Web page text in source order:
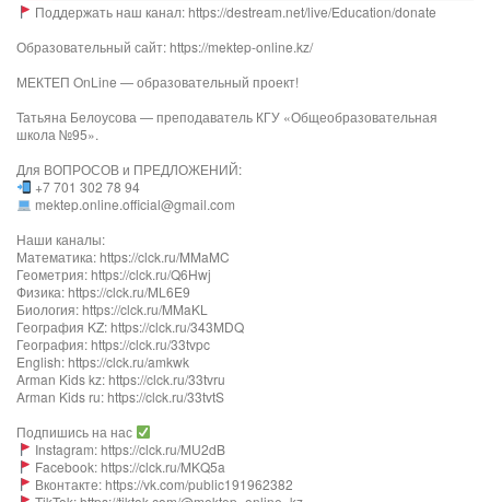
Поддержать наш канал: https://destream.net/live/Education/donate
Образовательный сайт: https://mektep-online.kz/
МЕКТЕП OnLine — образовательный проект!
Татьяна Белоусова — преподаватель КГУ «Общеобразовательная
школа №95».
Для ВОПРОСОВ и ПРЕДЛОЖЕНИЙ:
+7 701 302 78 94
mektep.online.official@gmail.com
Наши каналы:
Математика: https://clck.ru/MMaMC
Геометрия: https://clck.ru/Q6Hwj
Физика: https://clck.ru/ML6E9
Биология: https://clck.ru/MMaKL​​​​​​
География KZ: https://clck.ru/343MDQ
География: https://clck.ru/33tvpc
English: https://clck.ru/amkwk
Arman Kids kz: https://clck.ru/33tvru
Arman Kids ru: https://clck.ru/33tvtS
Подпишись на нас
Instagram: https://clck.ru/MU2dB
Facebook: https://clck.ru/MKQ5a
Вконтакте: https://vk.com/public191962382